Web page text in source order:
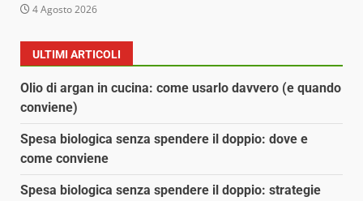
4 Agosto 2026
ULTIMI ARTICOLI
Olio di argan in cucina: come usarlo davvero (e quando
conviene)
Spesa biologica senza spendere il doppio: dove e
come conviene
Spesa biologica senza spendere il doppio: strategie